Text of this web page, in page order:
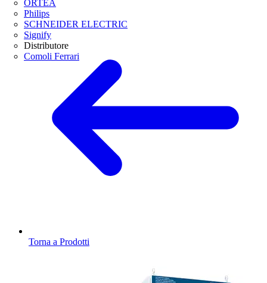
ORTEA
Philips
SCHNEIDER ELECTRIC
Signify
Distributore
Comoli Ferrari
Torna a Prodotti